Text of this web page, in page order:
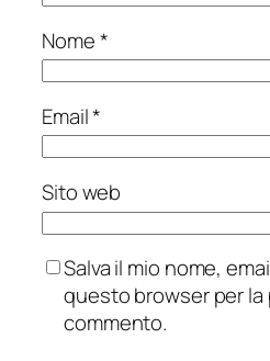
Nome*
Email*
Sito web
Salva il mio nome,
questo browser per
commento.